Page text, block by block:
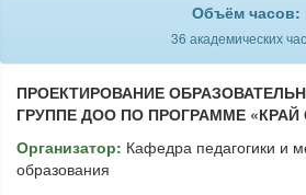
Объём часов:
36 академических
ПРОЕКТИРОВАНИЕ
ГРУППЕ ДОО ПО ПРОГРАММЕ
Организатор: Кафедра педагогики и
образования